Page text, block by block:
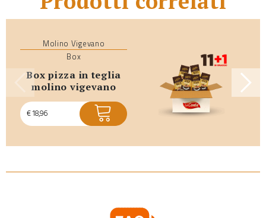
Molino Vigevano
Box
box pizza in teglia
molino vigevano
€18,96